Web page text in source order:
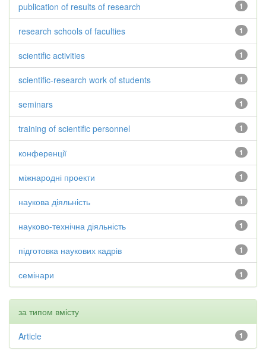
1
publication of results of research
1
research schools of faculties
1
scientific activities
1
scientific-research work of students
1
seminars
1
training of scientific personnel
1
конференції
1
міжнародні проекти
1
наукова діяльність
1
науково-технічна діяльність
1
підготовка наукових кадрів
1
семінари
за типом вмісту
1
Article